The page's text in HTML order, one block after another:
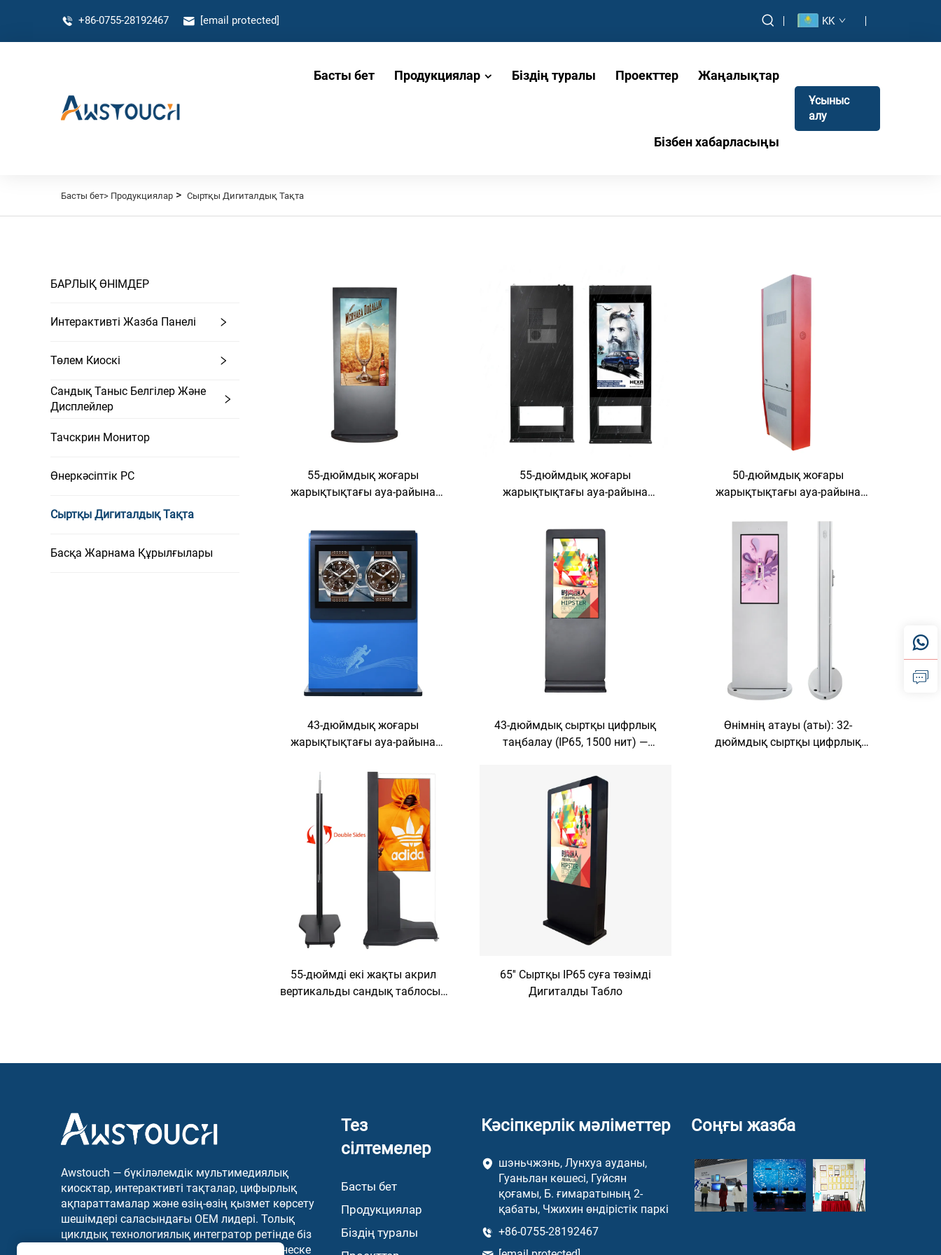
+86-0755-28192467 [email protected] KK
Басты бет Продукциялар Біздің туралы Проекттер Жаңалықтар
Бізбен хабарласыңы
Ұсыныс
алу
Басты бет> Продукциялар > Сыртқы Дигиталдық Тақта
БАРЛЫҚ ӨНІМДЕР
Интерактивті Жазба Панелі
Төлем Киоскі
Сандық Таныс Белгілер Және
Дисплейлер
Тачскрин Монитор
Өнеркәсіптік PC
Сыртқы Дигиталдық Тақта
Басқа Жарнама Құрылғылары
55-дюймдық жоғары
жарықтықтағы ауа-райына
рекламалық дисплей экраны
55-дюймдық жоғары
жарықтықтағы ауа-райына
сыртқы коммерциялық цифрлық
рекламалық дисплей экраны
50-дюймдық жоғары
жарықтықтағы ауа-райына
сыртқы коммерциялық цифрлық
рекламалық дисплей экраны
43-дюймдық жоғары
жарықтықтағы ауа-райына
сыртқы коммерциялық цифрлық
рекламалық дисплей экраны
43-дюймдық сыртқы цифрлық
таңбалау (IP65, 1500 нит) —
ауа-райына төзімді дисплей
Өнімнің атауы (аты): 32-
дюймдық сыртқы цифрлық
55-дюймді екі жақты акрил
вертикальды сандық таблосы1
65'' Сыртқы IP65 суға төзімді
Дигиталды Табло
Awstouch — бүкіләлемдік мультимедиялық
киосктар, интерактивті тақталар, цифырлық
ақпараттамалар және өзің-өзің қызмет көрсету
шешімдері саласындағы OEM лидері. Толық
циклдық технологиялық интегратор ретінде біз
әлем бойынша көптеген салалардағы бизнеске
Тез
сілтемелер
Басты бет
Продукциялар
Біздің туралы
Кәсіпкерлік мәліметтер
шэньчжэнь, Лунхуа ауданы,
Гуаньлан көшесі, Гуйсян
қоғамы, Б. ғимаратының 2-
қабаты, Чжихин өндірістік паркі
+86-0755-28192467
Соңғы жазба